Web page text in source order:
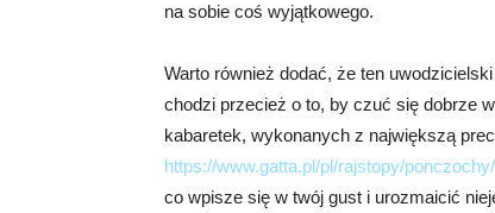
na sobie coś wyjątkowego.
Warto również dodać, że ten
chodzi przecież o to, by czuć się dobrze
kabaretek, wykonanych z największą
https://www.gatta.pl/pl/rajstopy/
co wpisze się w twój gust i urozmaicić